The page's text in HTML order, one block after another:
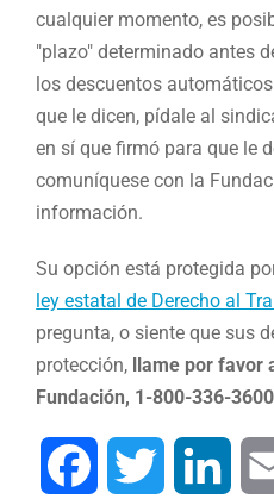
cualquier momento, es
"plazo" determinado antes
los descuentos
que le dicen, pídale al
en sí que firmó para que le
comuníquese con la
información.
Su opción está protegida
ley estatal de Derecho al
pregunta, o siente que sus
protección, llame por favor
Fundación, 1-800-336-3600
Facebook Twitter